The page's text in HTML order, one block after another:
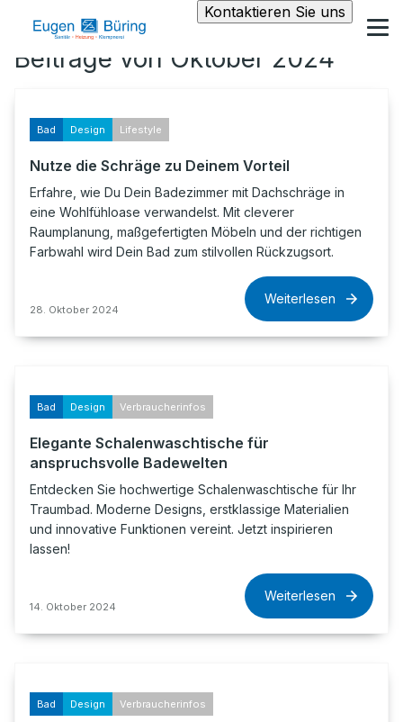
Kontaktieren Sie uns
Beiträge von Oktober 2024
Bad Design Lifestyle
Nutze die Schräge zu Deinem Vorteil
Erfahre, wie Du Dein Badezimmer mit Dachschräge in
eine Wohlfühloase verwandelst. Mit cleverer
Raumplanung, maßgefertigten Möbeln und der richtigen
Farbwahl wird Dein Bad zum stilvollen Rückzugsort.
28. Oktober 2024
Weiterlesen
Bad Design Verbraucherinfos
Elegante Schalenwaschtische für
anspruchsvolle Badewelten
Entdecken Sie hochwertige Schalenwaschtische für Ihr
Traumbad. Moderne Designs, erstklassige Materialien
und innovative Funktionen vereint. Jetzt inspirieren
lassen!
14. Oktober 2024
Weiterlesen
Bad Design Verbraucherinfos